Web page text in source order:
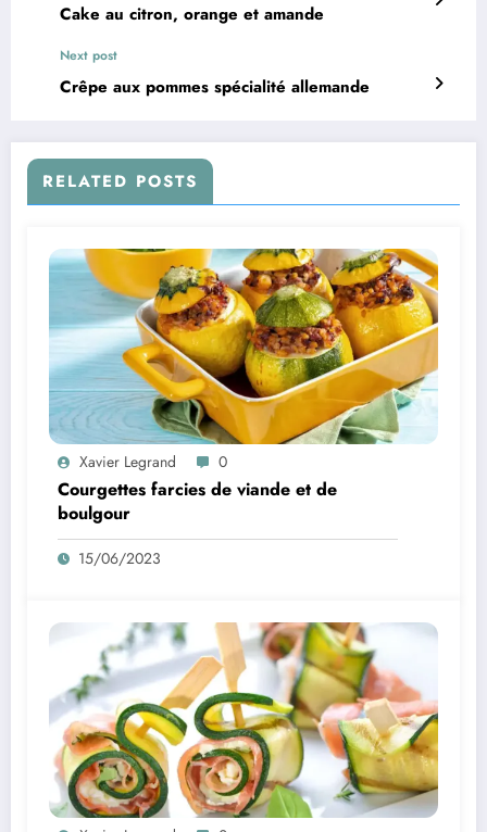
Cake au citron, orange et amande
Next post
Crêpe aux pommes spécialité allemande
RELATED POSTS
Xavier Legrand 0
Courgettes farcies de viande et de
boulgour
15/06/2023